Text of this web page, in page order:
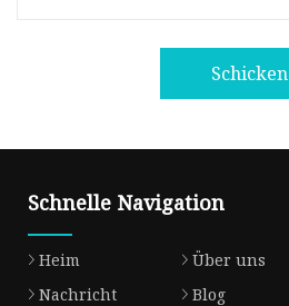
Schicken
Schnelle Navigation
Heim Über uns
Nachricht
Blog